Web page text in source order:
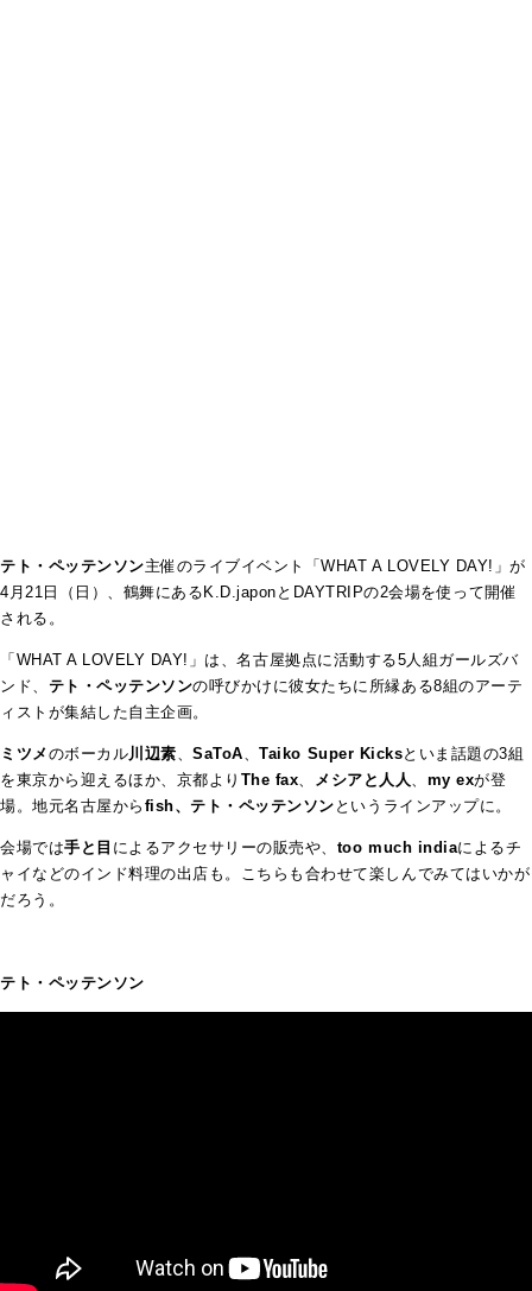
テト・ペッテンソン主催のライブイベント「WHAT A LOVELY DAY! 」が
4月21日（日）、鶴舞にある K.D.japon と DAYTRIPの2会場を使って開催
される。
「 WHAT A LOVELY DAY! 」は、名古屋拠点に活動する5人組ガールズバ
ンド、 テト・ペッテンソンの呼びかけに彼女たちに所縁ある8組のアーテ
ィストが集結した自主企画。
ミツメ のボーカル川辺素、SaToA、Taiko Super Kicksといま話題の3組
を東京から迎えるほか、京都より The fax、 メシアと人人、 my exが登
場。地元名古屋から fish、テト・ペッテンソン というラインアップに。
会場では手と目 によるアクセサリーの販売や、 too much indiaによるチ
ャイなどのインド料理の出店も。こちらも合わせて楽しんでみてはいかが
だろう。
テト・ペッテンソン